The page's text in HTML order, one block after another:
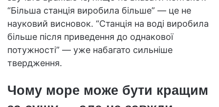
“Більша станція виробила більше” — це не
науковий висновок. “Станція на воді виробила
більше після приведення до однакової
потужності” — уже набагато сильніше
твердження.
Чому море може бути кращим